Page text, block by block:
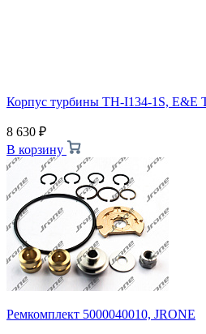
Корпус турбины TH-I134-1S, E&E
8 630 ₽
В корзину
Ремкомплект 5000040010, JRONE